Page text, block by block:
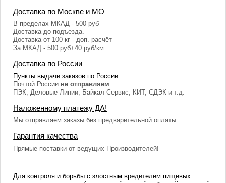
Доставка по Москве и МО
В пределах МКАД - 500 руб
Доставка до подъезда.
Доставка от 100 кг - доп. расчёт
За МКАД - 500 руб+40 руб/км
Доставка по России
Пункты выдачи заказов по России
Почтой России не отправляем
ПЭК, Деловые Линии, Байкал-Сервис, КИТ, СДЭК и т.д.
Наложенному платежу ДА!
Мы отправляем заказы без предварительной оплаты.
Гарантия качества
Прямые поставки от ведущих Производителей!
Для контроля и борьбы с злостным вредителем пищевых